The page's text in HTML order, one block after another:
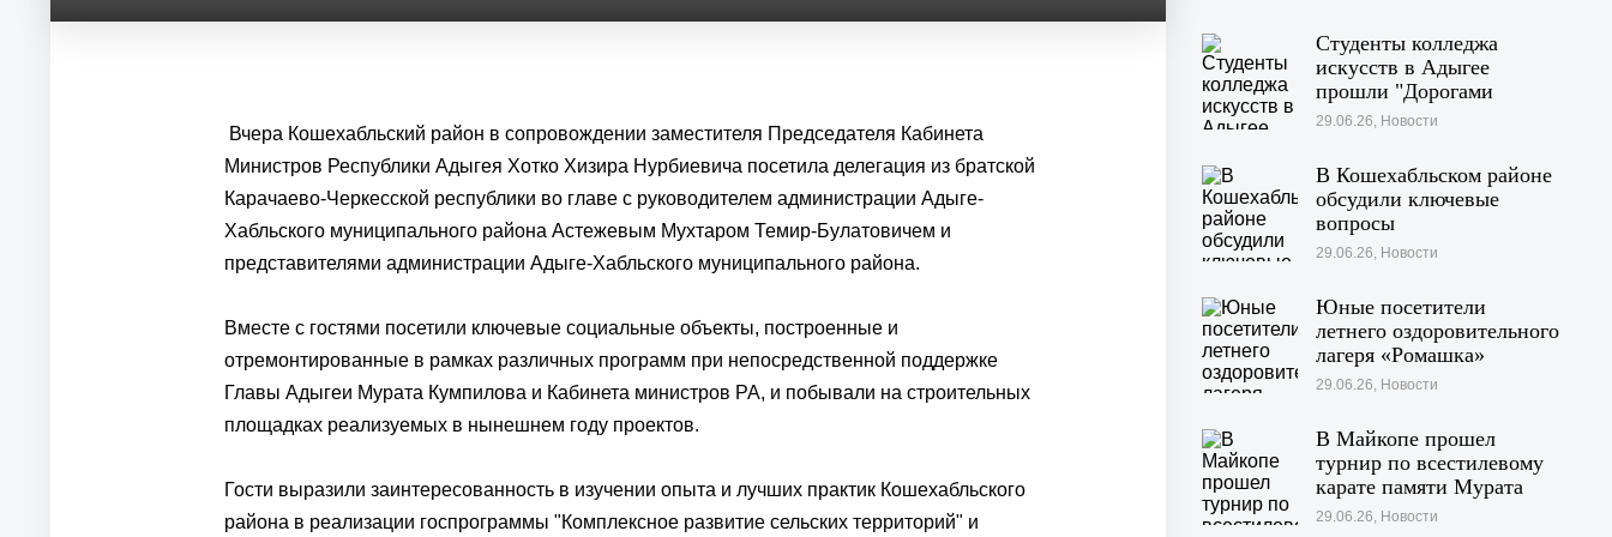
Вчера Кошехабльский район в сопровождении заместителя Председателя Кабинета
Министров Республики Адыгея Хотко Хизира Нурбиевича посетила делегация из братской
Карачаево-Черкесской республики во главе с руководителем администрации Адыге-
Хабльского муниципального района Астежевым Мухтаром Темир-Булатовичем и
представителями администрации Адыге-Хабльского муниципального района.
Вместе с гостями посетили ключевые социальные объекты, построенные и
отремонтированные в рамках различных программ при непосредственной поддержке
Главы Адыгеи Мурата Кумпилова и Кабинета министров РА, и побывали на строительных
площадках реализуемых в нынешнем году проектов.
Гости выразили заинтересованность в изучении опыта и лучших практик Кошехабльского
района в реализации госпрограммы "Комплексное развитие сельских территорий" и
Студенты колледжа
искусств в Адыгее
прошли "Дорогами
войны"
29.06.26, Новости
В Кошехабльском районе
обсудили ключевые
вопросы
жизнедеятельности
29.06.26, Новости
Юные посетители
летнего оздоровительного
лагеря «Ромашка»
побывали на экскурсии в
29.06.26, Новости
В Майкопе прошел
турнир по всестилевому
карате памяти Мурата
Хачекожева
29.06.26, Новости